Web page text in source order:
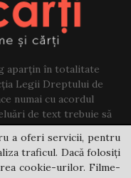
aparțin în totalitate
Legii Dreptului de
numai cu acordul
de text trebuie să
blog.
carti.ro
a oferi servicii, pentru
traficul. Dacă folosiți
cookie-urilor. Filme-